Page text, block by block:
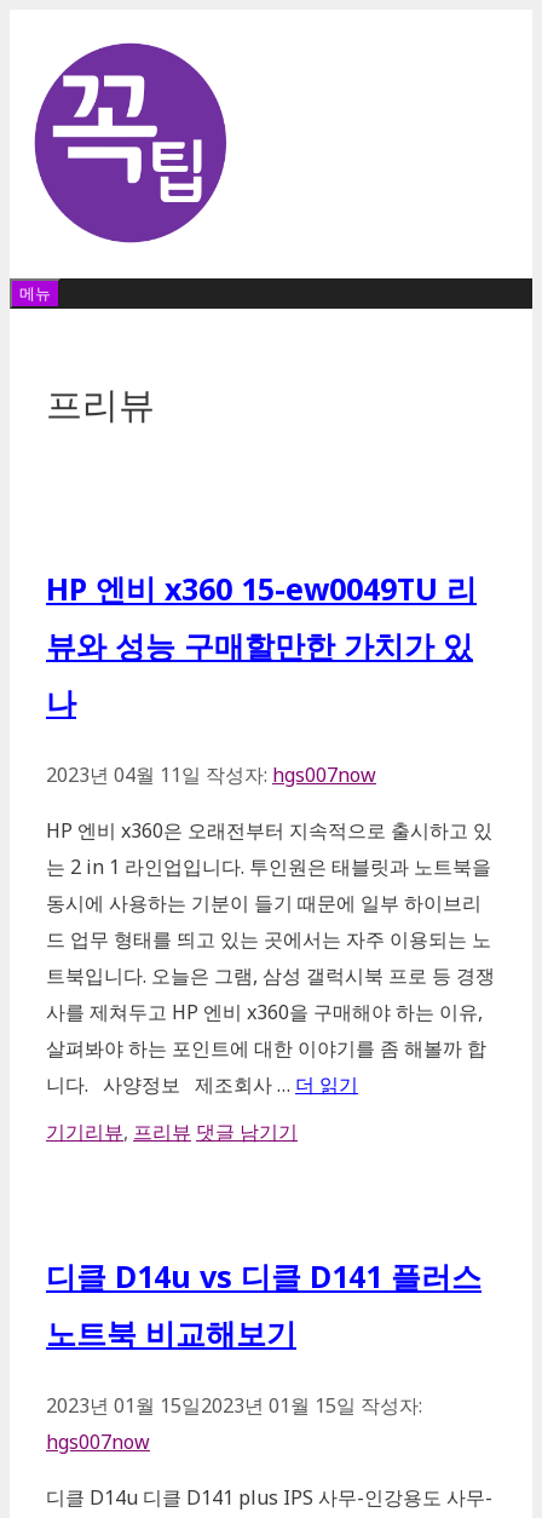
기메뉴
프리뷰
HP 엔비 x360 15-ew0049TU 리
뷰와 성능 구매할만한 가치가 있
나
2023년 04월 11일 작성자: hgs007now
HP 엔비 x360은 오래전부터 지속적으로 출시하고 있
는 2 in 1 라인업입니다. 투인원은 태블릿과 노트북을
동시에 사용하는 기분이 들기 때문에 일부 하이브리
드 업무 형태를 띄고 있는 곳에서는 자주 이용되는 노
트북입니다. 오늘은 그램, 삼성 갤럭시북 프로 등 경쟁
사를 제쳐두고 HP 엔비 x360을 구매해야 하는 이유,
살펴봐야 하는 포인트에 대한 이야기를 좀 해볼까 합
니다. 사양정보 제조회사 … 더 읽기
카
기기리뷰, 프리뷰 댓글 남기기
디클 D14u vs 디클 D141 플러스
노트북 비교해보기
2023년 01월 15일2023년 01월 15일 작성자:
hgs007now
디클 D14u 디클 D141 plus IPS 사무-인강용도 사무-